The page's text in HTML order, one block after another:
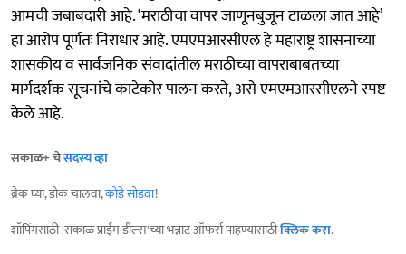
आमची जबाबदारी आहे. ‘मराठीचा वापर जाणूनबुजून टाळला जात आहे’
हा आरोप पूर्णतः निराधार आहे. एमएमआरसीएल हे महाराष्ट्र शासनाच्या
शासकीय व सार्वजनिक संवादांतील मराठीच्या वापराबाबतच्या
मार्गदर्शक सूचनांचे काटेकोर पालन करते, असे एमएमआरसीएलने स्पष्ट
केले आहे.
सकाळ+ चेसदस्य व्हा
ब्रेक घ्या, डोकं चालवा,कोडे सोडवा!
शॉपिंगसाठी 'सकाळ प्राईम डील्स'च्या भन्नाट ऑफर्स पाहण्यासाठीक्लिक करा.